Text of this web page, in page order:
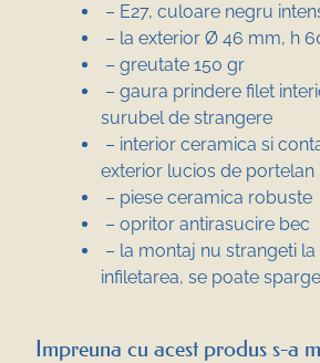
– E27, culoare negru
– la exterior Ø 46 mm, h
– greutate 150 gr
– gaura prindere filet
surubel de strangere
– interior ceramica si
exterior lucios de portelan
– piese ceramica robuste
– opritor antirasucire bec
– la montaj nu strangeti
infiletarea, se poate sparge
Impreuna cu acest produs s-a